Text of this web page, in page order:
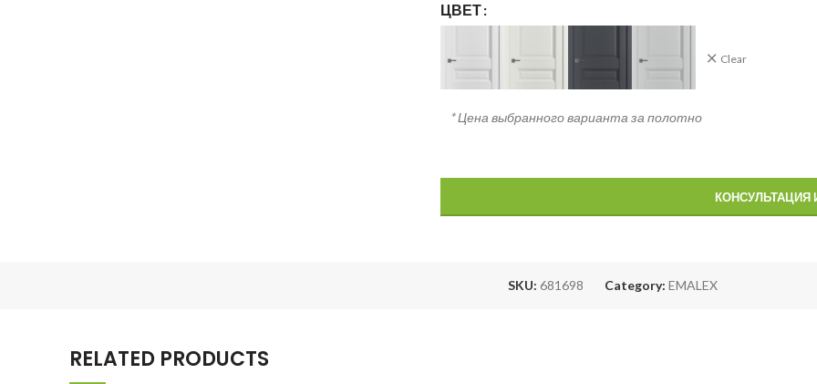
ЦВЕТ
Clear
* Цена выбранного варианта за полотно
КОНСУЛЬТАЦИЯ
SKU: 681698 Category: EMALEX
RELATED PRODUCTS